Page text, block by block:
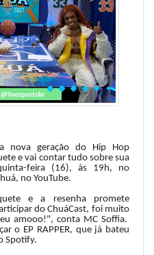
nova geração do Hip Hop
e vai contar tudo sobre sua
feira (16), às 19h, no
no YouTube.
e a resenha promete
do ChuáCast, foi muito
amooo!", conta MC Soffia.
o EP RAPPER, que já bateu
Spotify.